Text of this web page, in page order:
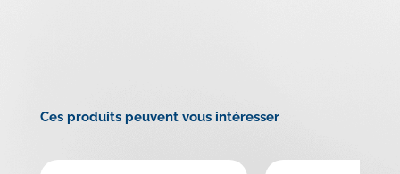
Ces produits peuvent vous intéresser